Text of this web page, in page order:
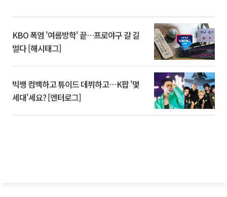
KBO 폭염 '여름방학' 끝…프로야구 갈 길
멀다 [해시태그]
빅뱅 컴백하고 튜이드 데뷔하고⋯K팝 '몇
세대'세요? [엔터로그]